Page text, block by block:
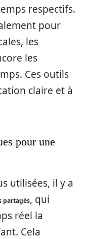
respectifs.
pour
les
les
Ces outils
claire et à
pour une
utilisées, il y a
partagés, qui
réel la
Cela